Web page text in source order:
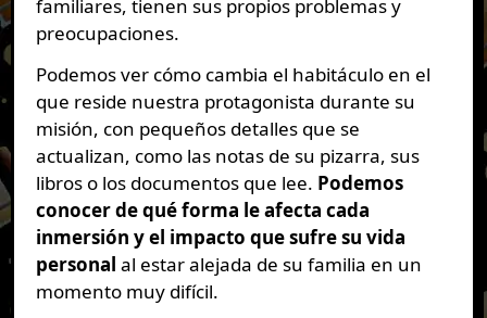
familiares, tienen sus propios problemas y
preocupaciones.
Podemos ver cómo cambia el habitáculo en el
que reside nuestra protagonista durante su
misión, con pequeños detalles que se
actualizan, como las notas de su pizarra, sus
libros o los documentos que lee. Podemos
conocer de qué forma le afecta cada
inmersión y el impacto que sufre su vida
personal al estar alejada de su familia en un
momento muy difícil.